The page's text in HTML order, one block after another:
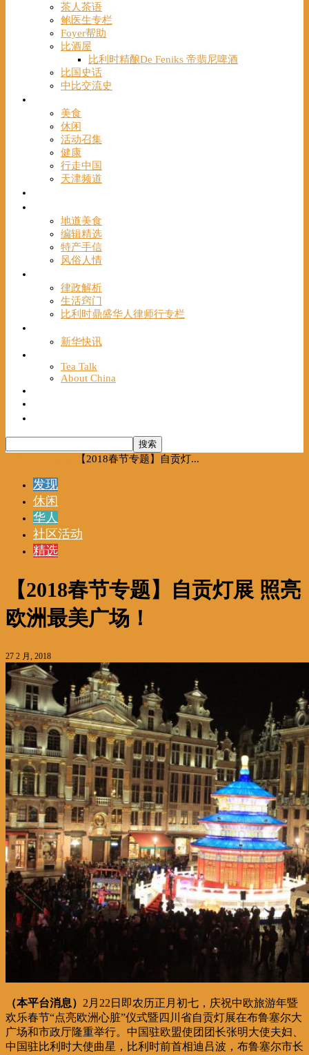
茶人茶语
鲍医生专栏
Foyer帮助
比酒屋
比利时精酿De Feniks 帝翡尼啤酒
比国史话
中比交流史
美食
休闲
活动召集
健康
行走中国
天津频道
地道美食
编辑精选
特产手信
风俗人情
律政解析
生活窍门
比利时鼎盛华人律师行专栏
新华快讯
Tea Talk
About China
【2018春节专题】自贡灯...
发现
休闲
华人
社区活动
精选
【2018春节专题】自贡灯展 照亮
欧洲最美广场！
27 2 月, 2018
（本平台消息） 2月22日即农历正月初七，庆祝中欧旅游年暨
欢乐春节“点亮欧洲心脏”仪式暨四川省自贡灯展在布鲁塞尔大
广场和市政厅隆重举行。中国驻欧盟使团团长张明大使夫妇、
中国驻比利时大使曲星，比利时前首相迪吕波，布鲁塞尔市长